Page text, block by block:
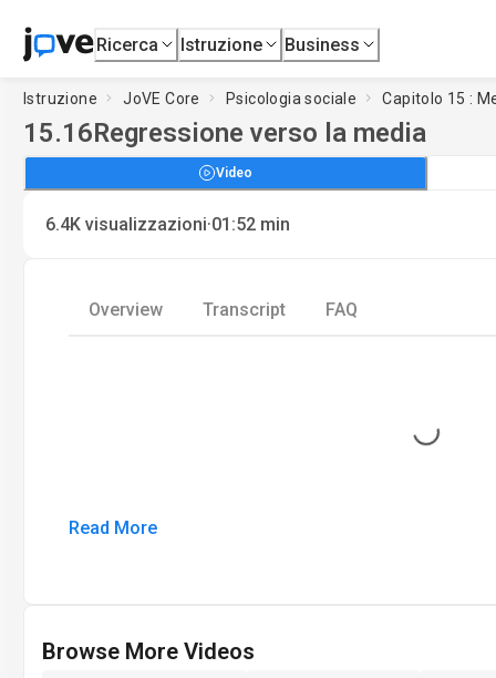
Ricerca Istruzione Business
Istruzione JoVE Core Psicologia sociale Capitolo 15 :
15.16Regressione verso la media
Video
6.4K visualizzazioni·01:52 min
Overview Transcript FAQ
Loading...
Read More
Browse More Videos